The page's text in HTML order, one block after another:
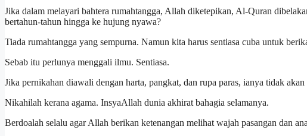
Jika dalam melayari bahtera rumahtangga, Allah diketepikan, Al-Quran
bertahun-tahun hingga ke hujung nyawa?
Tiada rumahtangga yang sempurna. Namun kita harus sentiasa cuba untuk
Sebab itu perlunya menggali ilmu. Sentiasa.
Jika pernikahan diawali dengan harta, pangkat, dan rupa paras, ianya tidak
Nikahilah kerana agama. InsyaAllah dunia akhirat bahagia selamanya.
Berdoalah selalu agar Allah berikan ketenangan melihat wajah pasangan dan